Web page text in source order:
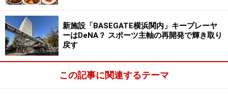
なお、緊急事態宣言延長に伴い、9月12日までプレオー
プンとして営業していますが、酒類の提供は中止してお
り、また持ち込みもできないのでご注意ください。グラ
ンドオープンは9月13日以降となります（8月23日時
点）。
新施設「BASEGATE横浜関内」キープレーヤ
ーはDeNA？ スポーツ主軸の再開発で輝き取り
戻す
この記事に関連するテーマ